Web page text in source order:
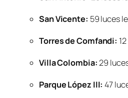
San Vicente: 59 luces
Torres de Comfandi:
Villa Colombia:29
Parque López III: 47